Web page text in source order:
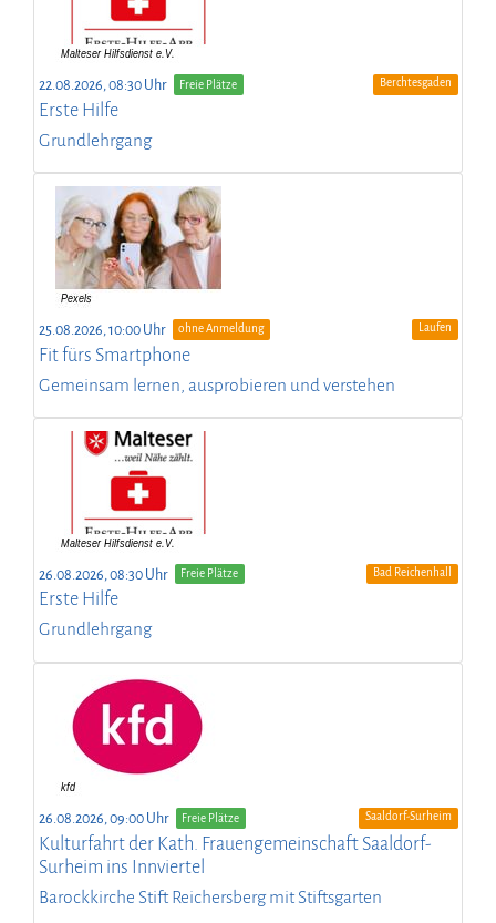
22.08.2026, 08:30 Uhr Freie Plätze Berchtesgaden
Erste Hilfe
Grundlehrgang
25.08.2026, 10:00 Uhr ohne Anmeldung Laufen
Fit fürs Smartphone
Gemeinsam lernen, ausprobieren und verstehen
26.08.2026, 08:30 Uhr Freie Plätze Bad Reichenhall
Erste Hilfe
Grundlehrgang
26.08.2026, 09:00 Uhr Freie Plätze Saaldorf-Surheim
Kulturfahrt der Kath. Frauengemeinschaft Saaldorf-
Surheim ins Innviertel
Barockkirche Stift Reichersberg mit Stiftsgarten